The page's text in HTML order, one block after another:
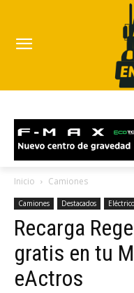
Inicio Camiones
Camiones Destacados
Recarga
gratis en tu
eActros